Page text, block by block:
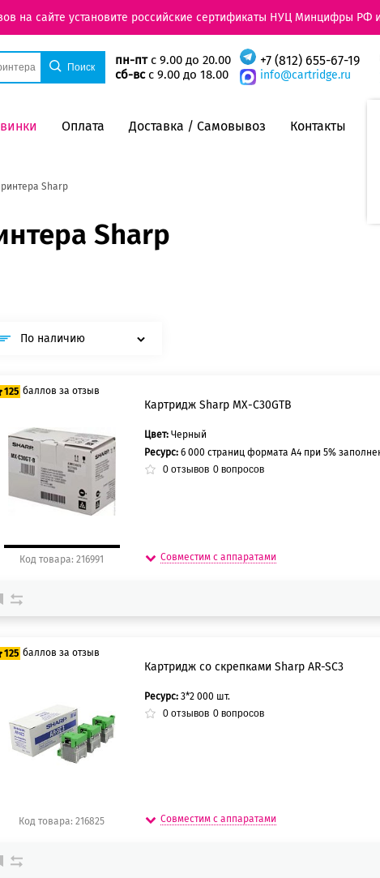
на сайте установите российские сертификаты НУЦ Минцифры РФ
пн-птс 9.00 до 20.00
сб-всс 9.00 до 18.00
+7 (812) 655-67-19
info@cartridge.ru
Оплата Доставка / Самовывоз Контакты
Sharp
Sharp
По наличию
125 баллов за отзыв
100 баллов
125 баллов
Код товара: 216991
Картридж Sharp MX-C30GTB
Цвет: Черный
Ресурс: 6 000 страниц формата А4 при 5%
0отзывов 0вопросов
Совместим с аппаратами
125 баллов за отзыв
125 баллов
Код товара: 216825
Картридж со скрепками Sharp AR-SC3
Ресурс: 3*2 000 шт.
0отзывов 0вопросов
Совместим с аппаратами